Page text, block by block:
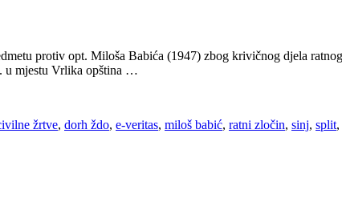
protiv opt. Miloša Babića (1947) zbog krivičnog djela
u mjestu Vrlika opština …
žrtve, dorh ždo, e-veritas, miloš babić, ratni zločin, sinj, split,